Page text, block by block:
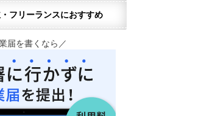
・フリーランスにおすすめ
届を書くなら／